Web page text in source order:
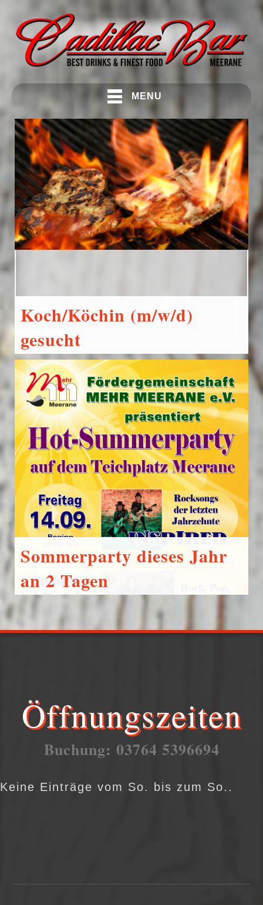
MENU
Koch/Köchin (m/w/d)
gesucht
4. Juni 2019
Andreas Wenzel
Aktuelles
Sommerparty dieses Jahr
an 2 Tagen
4. September 2018
Andreas Wenzel
Aktuelles
Öffnungszeiten
Buchung: 03764 5396694
Keine Einträge vom So. bis zum So..